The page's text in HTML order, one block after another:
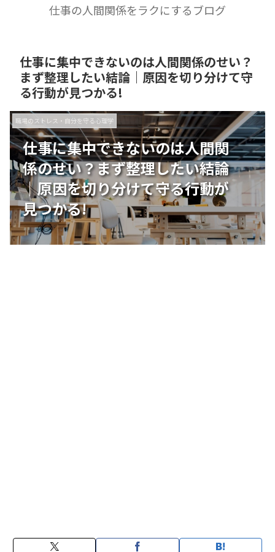
仕事の人間関係をラクにするブログ
仕事に集中できないのは人間関係のせい？
まず整理したい結論｜原因を切り分けて守
る行動が見つかる!
仕事に集中できないのは人間関
係のせい？まず整理したい結論
｜原因を切り分けて守る行動が
見つかる!
職場のストレス・自分を守る心理学